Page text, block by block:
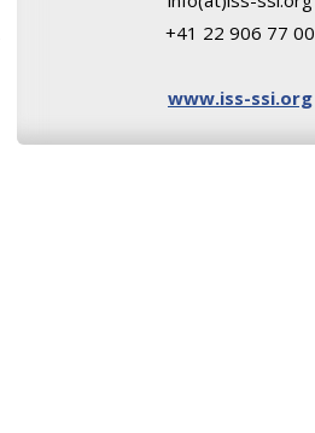
+41 22 906 77 00
www.iss-ssi.org